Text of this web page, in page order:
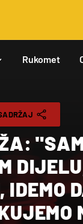
Rukomet
POBIJEDILI U
IDEMO